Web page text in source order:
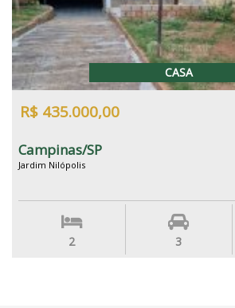
CASA
R$ 435.000,00
Campinas/SP
Jardim Nilópolis
2 3